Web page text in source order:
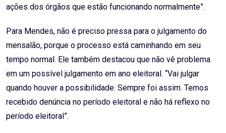
ações dos órgãos que estão funcionando normalmente”.
Para Mendes, não é preciso pressa para o julgamento do
mensalão, porque o processo está caminhando em seu
tempo normal. Ele também destacou que não vê problema
em um possível julgamento em ano eleitoral. “Vai julgar
quando houver a possibilidade. Sempre foi assim. Temos
recebido denúncia no período eleitoral e não há reflexo no
período eleitoral”.